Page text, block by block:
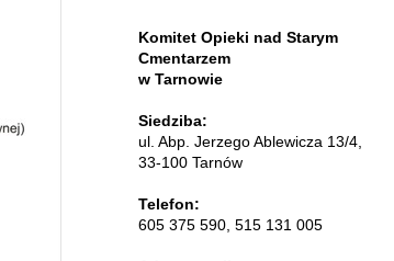
Komitet Opieki nad Starym
Cmentarzem
w Tarnowie
Siedziba:
ul. Abp. Jerzego Ablewicza 13/4,
33-100 Tarnów
Telefon:
605 375 590, 515 131 005